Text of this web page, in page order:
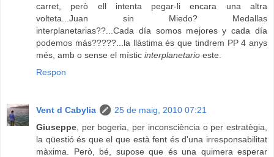
carret, però ell intenta pegar-li encara una altra
volteta...Juan sin Miedo? Medallas
interplanetarias??...Cada día somos mejores y cada día
podemos más?????...la llàstima és que tindrem PP 4 anys
més, amb o sense el místic interplanetario este.
Respon
Vent d Cabylia
25 de maig, 2010 07:21
Giuseppe , per bogeria, per inconsciència o per estratègia,
la qüestió és que el que està fent és d'una irresponsabilitat
màxima. Però, bé, supose que és una quimera esperar